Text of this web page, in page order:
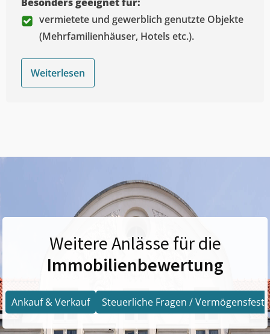
vermietete und gewerblich genutzte Objekte
(Mehrfamilienhäuser, Hotels etc.).
Weiterlesen
Weitere Anlässe für die
Immobilienbewertung
Ankauf & Verkauf Steuerliche Fragen /